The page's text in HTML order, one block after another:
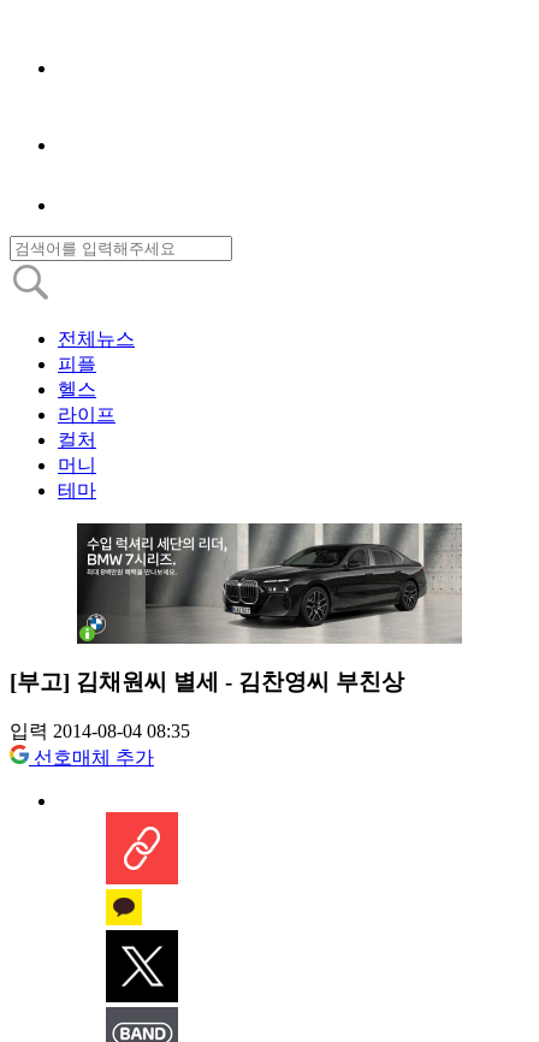
전체뉴스
피플
헬스
라이프
컬처
머니
테마
[부고] 김채원씨 별세 - 김찬영씨 부친상
입력 2014-08-04 08:35
선호매체 추가